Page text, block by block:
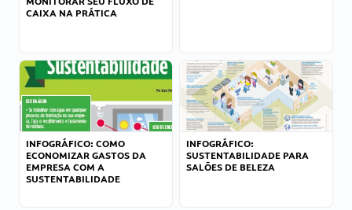
CAIXA NA PRÁTICA
INFOGRÁFICO: COMO
ECONOMIZAR GASTOS DA
EMPRESA COM A
SUSTENTABILIDADE
INFOGRÁFICO:
SUSTENTABILIDADE PARA
SALÕES DE BELEZA